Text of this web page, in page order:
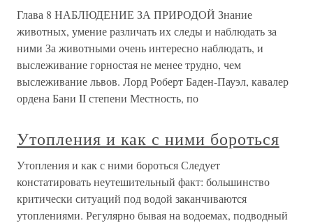
Глава 8 НАБЛЮДЕНИЕ ЗА ПРИРОДОЙ Знание
животных, умение различать их следы и наблюдать за
ними За животными очень интересно наблюдать, и
выслеживание горностая не менее трудно, чем
выслеживание львов. Лорд Роберт Баден-Пауэл, кавалер
ордена Бани II степени Местность, по
Утопления и как с ними бороться
Утопления и как с ними бороться Следует
констатировать неутешительный факт: большинство
критически ситуаций под водой заканчиваются
утоплениями. Регулярно бывая на водоемах, подводный